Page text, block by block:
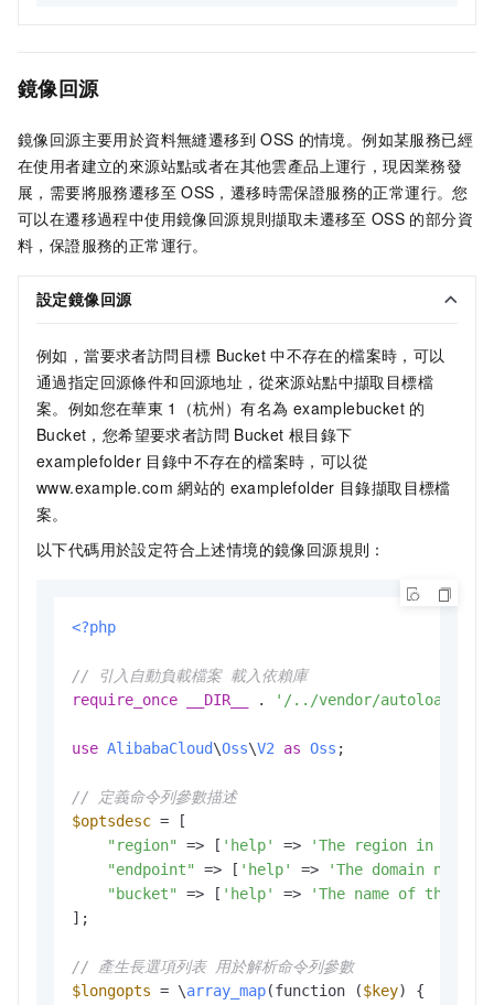
鏡像回源
鏡像回源主要用於資料無縫遷移到 OSS 的情境。例如某服務已經
在使用者建立的來源站點或者在其他雲產品上運行，現因業務發
展，需要將服務遷移至 OSS，遷移時需保證服務的正常運行。您
可以在遷移過程中使用鏡像回源規則擷取未遷移至 OSS 的部分資
料，保證服務的正常運行。
設定鏡像回源
例如，當要求者訪問目標 Bucket 中不存在的檔案時，可以
通過指定回源條件和回源地址，從來源站點中擷取目標檔
案。例如您在華東 1（杭州）有名為 examplebucket 的
Bucket，您希望要求者訪問 Bucket 根目錄下
examplefolder 目錄中不存在的檔案時，可以從
www.example.com 網站的 examplefolder 目錄擷取目標檔
案。
以下代碼用於設定符合上述情境的鏡像回源規則：
<?php
// 引入自動負載檔案 載入依賴庫
require_once
__DIR__ . '/../vendor/autoload.php'
use AlibabaCloud\Oss\V2 as Oss ;
// 定義命令列參數描述
$optsdesc = [
"region"
=> [ 'help' =>
'The region in
"endpoint"
=> [ 'help' =>
'The domain
"bucket"
=> [ 'help' =>
'The name of the
];
// 產生長選項列表 用於解析命令列參數
$longopts = \array_map(function ($key) {